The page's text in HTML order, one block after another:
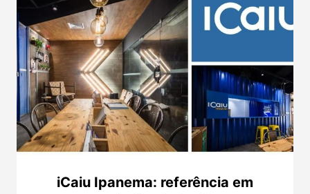
iCaiu Ipanema: referência em